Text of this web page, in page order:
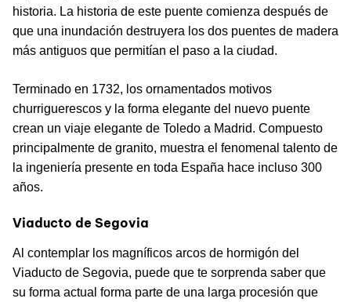
historia. La historia de este puente comienza después de
que una inundación destruyera los dos puentes de madera
más antiguos que permitían el paso a la ciudad.
Terminado en 1732, los ornamentados motivos
churriguerescos y la forma elegante del nuevo puente
crean un viaje elegante de Toledo a Madrid. Compuesto
principalmente de granito, muestra el fenomenal talento de
la ingeniería presente en toda España hace incluso 300
años.
Viaducto de Segovia
Al contemplar los magníficos arcos de hormigón del
Viaducto de Segovia, puede que te sorprenda saber que
su forma actual forma parte de una larga procesión que